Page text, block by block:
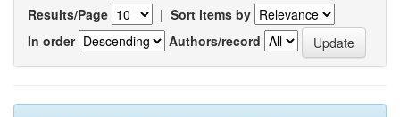
Results/Page | Sort items by
In order
Authors/record